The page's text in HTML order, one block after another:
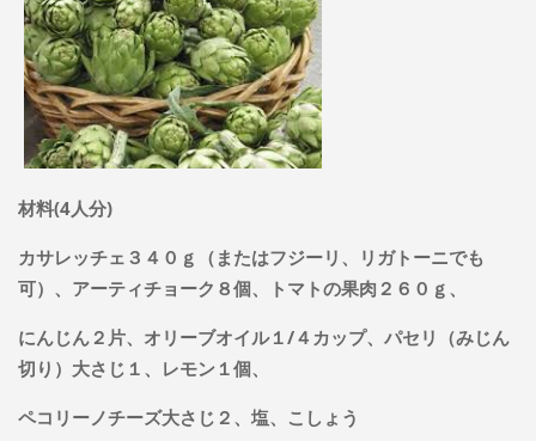
材料(4人分)
カサレッチェ３４０ｇ（またはフジーリ、リガトーニでも
可）、アーティチョーク８個、トマトの果肉２６０ｇ、
にんじん２片、オリーブオイル１/４カップ、パセリ（みじん
切り）大さじ１、レモン１個、
ペコリーノチーズ大さじ２、塩、こしょう